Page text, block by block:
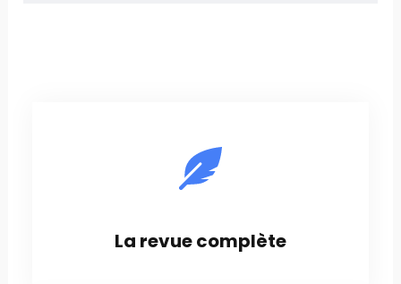
La revue complète